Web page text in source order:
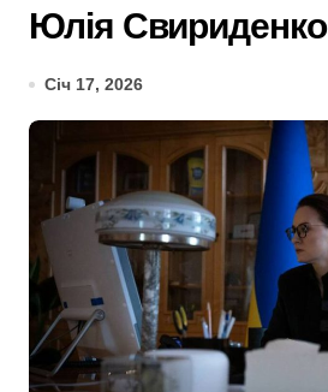
Юлія Свириденко
Січ 17, 2026